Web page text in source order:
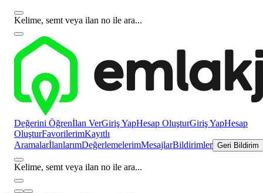
Kelime, semt veya ilan no ile ara...
Değerini Öğrenİlan VerGiriş YapHesap OluşturGiriş YapHesap
OluşturFavorilerimKayıtlı
AramalarİlanlarımDeğerlemelerimMesajlarBildirimler Geri Bildirim
Kelime, semt veya ilan no ile ara...